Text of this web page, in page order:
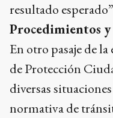
resultado
Procedimientos y
En otro pasaje de
de Protección
diversas
normativa de